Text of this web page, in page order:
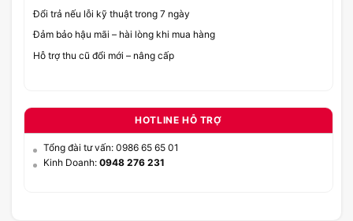
Đổi trả nếu lỗi kỹ thuật trong 7 ngày
Đảm bảo hậu mãi – hài lòng khi mua hàng
Hỗ trợ thu cũ đổi mới – nâng cấp
HOTLINE HỖ TRỢ
Tổng đài tư vấn: 0986 65 65 01
Kinh Doanh: 0948 276 231